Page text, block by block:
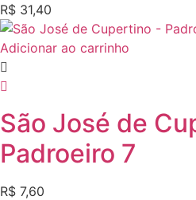
R$ 31,40
Adicionar ao carrinho
São José de
Padroeiro 7
R$ 7,60